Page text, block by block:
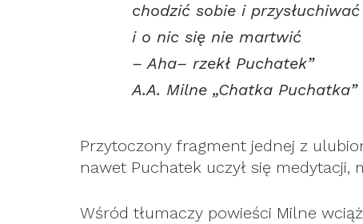
chodzić sobie i
i o nic się nie martwić
– Aha– rzekł Puchatek”
A.A. Milne „Chatka
Przytoczony fragment jednej z
nawet Puchatek uczył się medytacji,
Wśród tłumaczy powieści Milne